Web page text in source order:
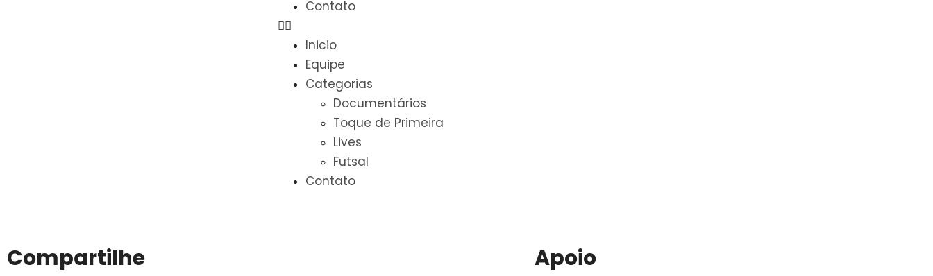
Contato
Inicio
Equipe
Categorias
Documentários
Toque de Primeira
Lives
Futsal
Contato
Compartilhe Apoio